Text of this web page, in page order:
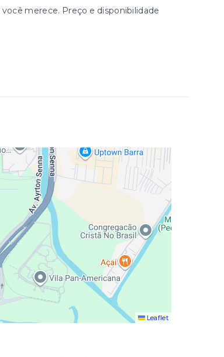
merece. Preço e disponibilidade
Leaflet